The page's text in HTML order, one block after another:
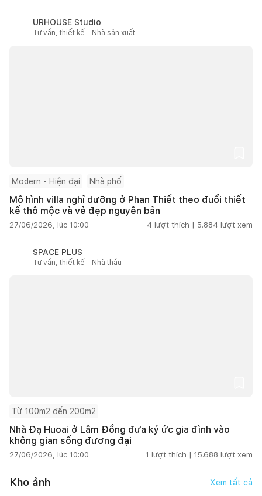
URHOUSE Studio
Tư vấn, thiết kế - Nhà sản xuất
Modern - Hiện đại Nhà phố
Mô hình villa nghỉ dưỡng ở Phan Thiết theo đuổi thiết
kế thô mộc và vẻ đẹp nguyên bản
27/06/2026, lúc 10:00 4 lượt thích | 5.884 lượt xem
SPACE PLUS
Tư vấn, thiết kế - Nhà thầu
Từ 100m2 đến 200m2
Nhà Đạ Huoai ở Lâm Đồng đưa ký ức gia đình vào
không gian sống đương đại
27/06/2026, lúc 10:00 1 lượt thích | 15.688 lượt xem
Kho ảnh Xem tất cả